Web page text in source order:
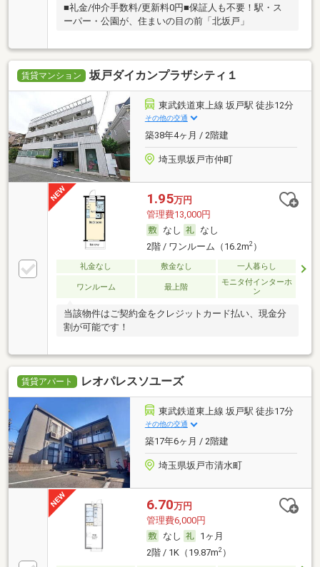
■礼金/仲介手数料/更新料0円■保証人も不要！駅・ス
ーパー・公園が、住まいの目の前「北坂戸」
賃貸マンション 坂戸ダイカンプラザシティ１
東武鉄道東上線 坂戸駅 徒歩12分
その他の交通
築38年4ヶ月 / 2階建
埼玉県坂戸市仲町
1.95万円
管理費13,000円
なし
なし
2階 / ワンルーム（16.2m2）
礼金なし 敷金なし 一人暮らし
ワンルーム 最上階
モニタ付インターホ
ン
当該物件はご契約金をクレジットカード払い、現金分
割が可能です！
賃貸アパート レオパレスソユーズ
東武鉄道東上線 坂戸駅 徒歩17分
その他の交通
築17年6ヶ月 / 2階建
埼玉県坂戸市清水町
6.70万円
管理費6,000円
なし
1ヶ月
2階 / 1K（19.87m2）